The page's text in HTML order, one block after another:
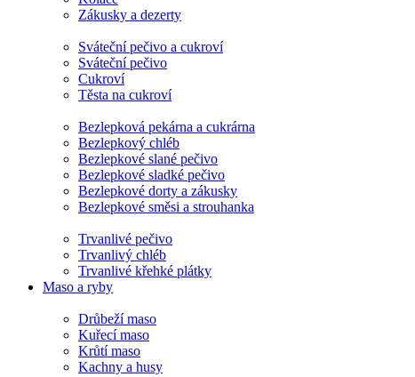
Zákusky a dezerty
Sváteční pečivo a cukroví
Sváteční pečivo
Cukroví
Těsta na cukroví
Bezlepková pekárna a cukrárna
Bezlepkový chléb
Bezlepkové slané pečivo
Bezlepkové sladké pečivo
Bezlepkové dorty a zákusky
Bezlepkové směsi a strouhanka
Trvanlivé pečivo
Trvanlivý chléb
Trvanlivé křehké plátky
Maso a ryby
Drůbeží maso
Kuřecí maso
Krůtí maso
Kachny a husy